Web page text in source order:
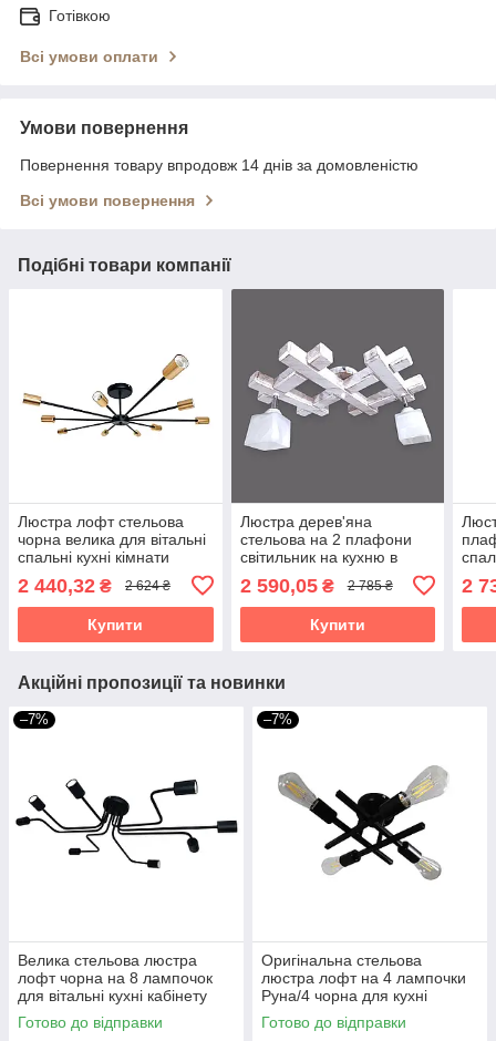
Готівкою
Всі умови оплати
Умови повернення
Повернення товару впродовж 14 днів за домовленістю
Всі умови повернення
Подібні товари компанії
Люстра лофт стельова
чорна велика для вітальні
спальні кухні кімнати
2 440,32 ₴ 2 624 ₴
Купити
Люстра дерев'яна
стельова на 2 плафони
світильник на кухню в
спальню для кабінету до
коридору Квадро Х/2 білий
2 590,05₴ 2 785 ₴
Купити
2
Акційні пропозиції та новинки
–7%
Велика стельова люстра
лофт чорна на 8 лампочок
для вітальні кухні кабінету
Павук/8 прямий
Готово до відправки
–7%
Оригінальна стельова
люстра лофт на 4 лампочки
Руна/4 чорна для кухні
спальні кабінету коридору
дитячої
Готово до відправки